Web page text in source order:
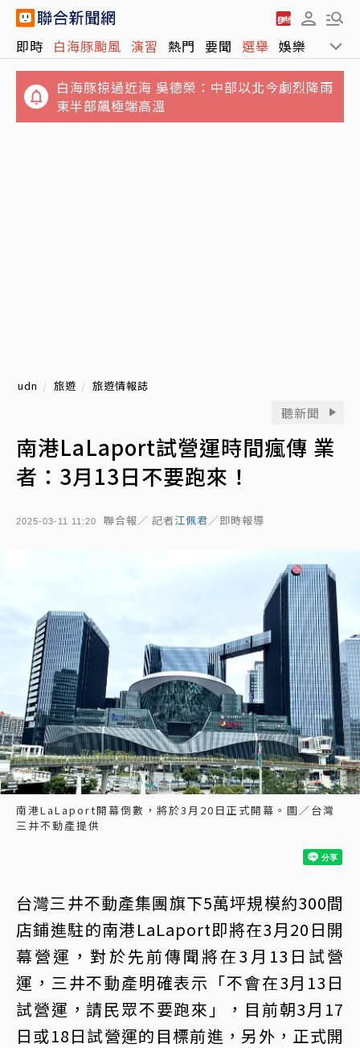
即時 白海豚颱風 演習 熱門 要聞 選舉 娛樂 運動
白海豚掠過近海 吳德榮：中部以北今劇烈降雨
東半部飆極端高溫
udn 旅遊 旅遊情報誌
聽新聞
南港LaLaport試營運時間瘋傳 業
者：3月13日不要跑來！
2025-03-11 11:20 聯合報／ 記者江佩君／即時報導
南港LaLaport開幕倒數，將於3月20日正式開幕。圖／台灣
三井不動產提供
台灣三井不動產集團旗下5萬坪規模約300間
店鋪進駐的南港LaLaport即將在3月20日開
幕營運，對於先前傳聞將在3月13日試營
運，三井不動產明確表示「不會在3月13日
試營運，請民眾不要跑來」，目前朝3月17
日或18日試營運的目標前進，另外，正式開